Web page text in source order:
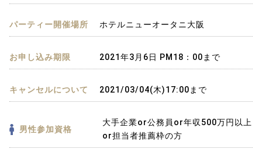
パーティー開催場所 ホテルニューオータニ大阪
お申し込み期限 2021年3月6日 PM18：00まで
キャンセルについて 2021/03/04(木)17:00まで
男性参加資格
大手企業or公務員or年収500万円以上
or担当者推薦枠の方